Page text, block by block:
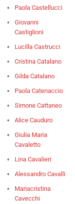
Paola Castellucci
Giovanni
Castiglioni
Lucilla Castrucci
Cristina Catalano
Gilda Catalano
Paola Catenaccio
Simone Cattaneo
Alice Cauduro
Giulia Maria
Cavaletto
Lina Cavalieri
Alessandro Cavalli
Mariacristina
Cavecchi